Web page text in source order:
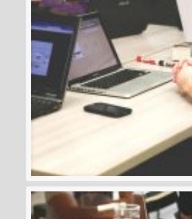
sapien sit amet mauris laoreet, eget scelerisque
ultricies malesuada leo vel aliquet. Curabitur
mollis. Nullam lacinia dictum auctor. Class aptent
torquent per conubia nostra, per inceptos
natoque penatibus et magnis dis parturient
mus.
READ MORE